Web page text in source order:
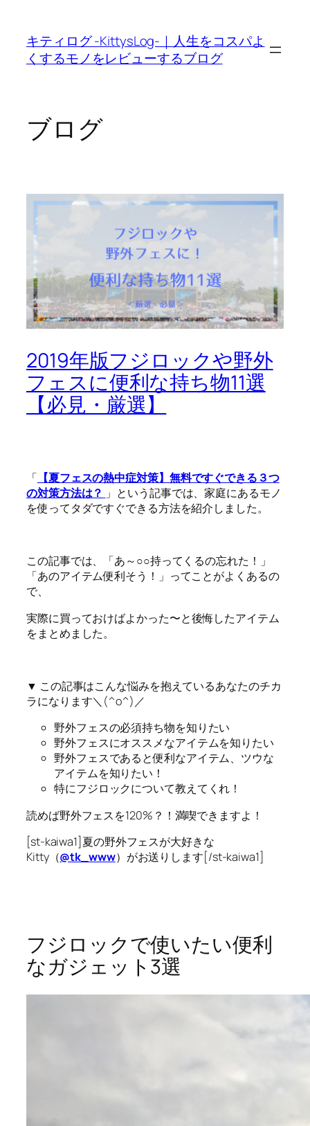
キティログ -KittysLog-｜人生をコスパよ
くするモノをレビューするブログ
ブログ
2019年版フジロックや野外
フェスに便利な持ち物11選
【必見・厳選】
「 【夏フェスの熱中症対策】無料ですぐできる３つ
の対策方法は？ 」という記事では、家庭にあるモノ
を使ってタダですぐできる方法を紹介しました。
この記事では、「あ～○○持ってくるの忘れた！」
「あのアイテム便利そう！」ってことがよくあるの
で、
実際に買っておけばよかった〜と後悔したアイテム
をまとめました。
▼ この記事はこんな悩みを抱えているあなたのチカ
ラになります＼(^o^)／
野外フェスの必須持ち物を知りたい
野外フェスにオススメなアイテムを知りたい
野外フェスであると便利なアイテム、ツウな
アイテムを知りたい！
特にフジロックについて教えてくれ！
読めば野外フェスを120%？！満喫できますよ！
[st-kaiwa1]夏の野外フェスが大好きな
Kitty（@tk_www）がお送りします[/st-kaiwa1]
フジロックで使いたい便利
なガジェット3選